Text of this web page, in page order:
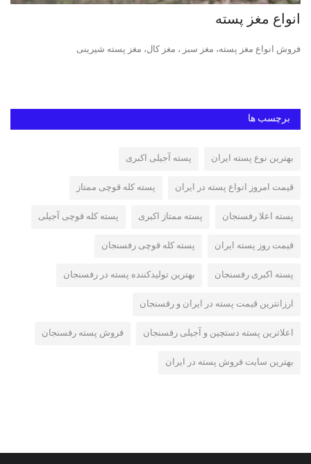
انواع مغز پسته
فروش انواع مغز پسته، مغز سبز ، مغز کال، مغز پسته شیرینی
برچسب ها
بهترین نوع پسته ایران پسته آجیلی اکبری
قیمت امروز انواع پسته در ایران پسته کله قوچی ممتاز
پسته اعلا رفسنجان پسته ممتاز اکبری پسته کله قوچی آجیلی
قیمت روز پسته ایران پسته کله قوچی رفسنجان
پسته اکبری رفسنجان بهترین تولیدکننده پسته در رفسنجان
ارزانترین قیمت پسته در ایران و رفسنجان
اعلاترین پسته دستچین و آجیلی رفسنجان فروش پسته رفسنجان
بهترین سایت فروش پسته در ایران